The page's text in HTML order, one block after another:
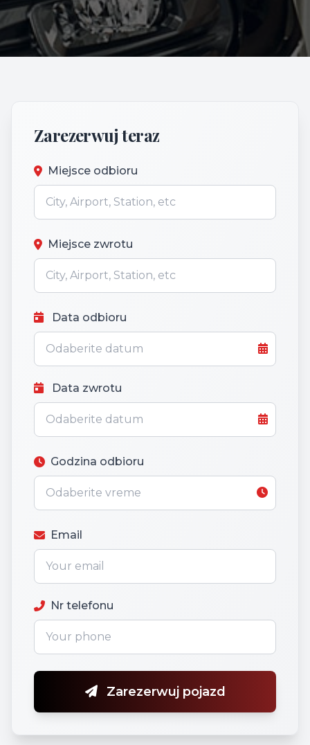
Zarezerwuj teraz
Miejsce odbioru
Miejsce zwrotu
Data odbioru
Data zwrotu
Godzina odbioru
Email
Nr telefonu
Zarezerwuj pojazd